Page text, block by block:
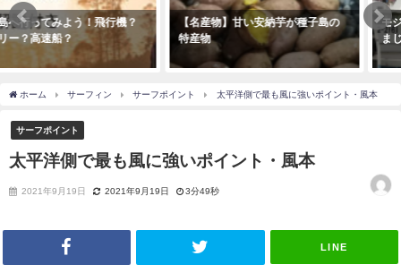
【名産物】甘い安納芋が種子島の
特産物
モジャコ漁に乗り子として参加！
まじできつくて本当につらい
ホーム サーフィン サーフポイント 太平洋側で最も風に強いポイント・風本
サーフポイント
太平洋側で最も風に強いポイント・風本
2021年9月19日 2021年9月19日 3分49秒
LINE